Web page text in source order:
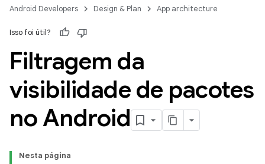
Android Developers Design & Plan App architecture
Isso foi útil?
Filtragem da
visibilidade de pacotes
no Android
Nesta página